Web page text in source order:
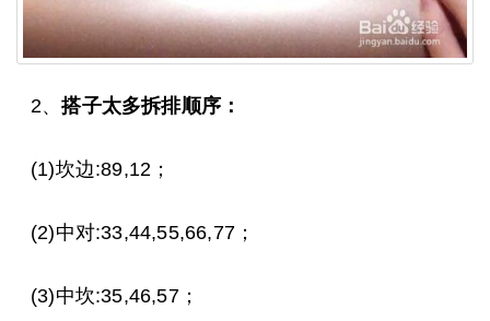
2、搭子太多拆排顺序：
(1)坎边:89,12；
(2)中对:33,44,55,66,77；
(3)中坎:35,46,57；